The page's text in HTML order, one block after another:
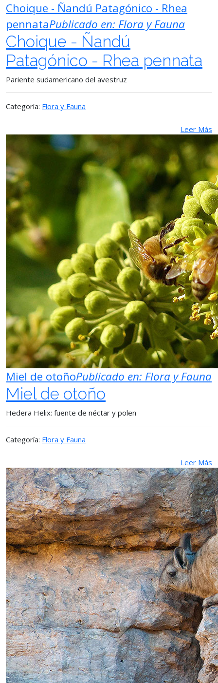
Choique - Ñandú Patagónico - Rhea
pennataPublicado en: Flora y Fauna
Choique - Ñandú
Patagónico - Rhea pennata
Pariente sudamericano del avestruz
Categoría: Flora y Fauna
Leer Más
Miel de otoñoPublicado en: Flora y Fauna
Miel de otoño
Hedera Helix: fuente de néctar y polen
Categoría: Flora y Fauna
Leer Más